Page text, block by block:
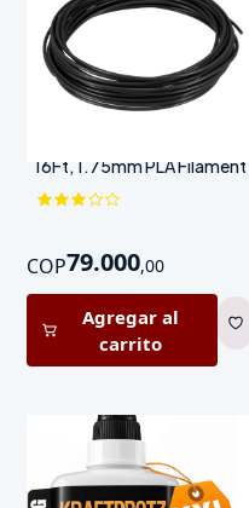
16Ft, 1.75mm PLA Filament
COP79.000,00
Agregar al
carrito